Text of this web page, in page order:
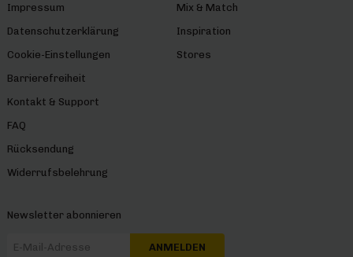
Impressum
Datenschutzerklärung
Cookie-Einstellungen
Barrierefreiheit
Kontakt & Support
FAQ
Rücksendung
Widerrufsbelehrung
Mix & Match
Inspiration
Stores
Newsletter abonnieren
ANMELDEN